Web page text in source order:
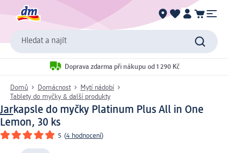
Hledat a najít
Doprava zdarma při nákupu od 1 290 Kč
Domů Domácnost
Mytí nádobí
Tablety do myčky & další produkty
Jarkapsle do myčky Platinum Plus All in One
Lemon, 30 ks
5 (4 hodnocení)